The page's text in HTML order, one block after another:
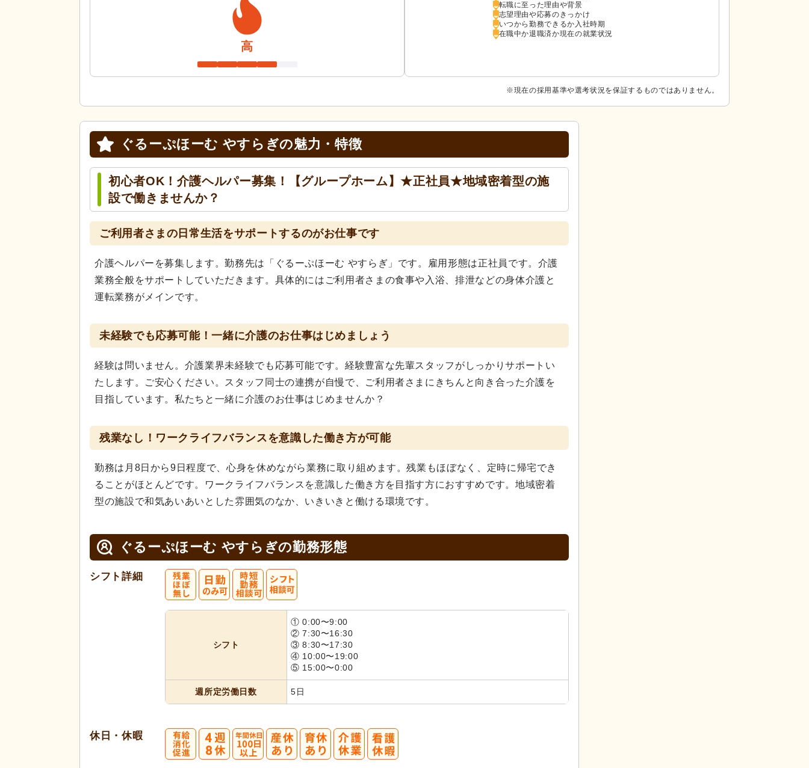
高
転職に至った理由や背景
志望理由や応募のきっかけ
いつから勤務できるか入社時期
在職中か退職済か現在の就業状況
※現在の採用基準や選考状況を保証するものではありません。
ぐるーぷほーむ やすらぎの魅力・特徴
初心者OK！介護ヘルパー募集！【グループホーム】★正社員★地域密着型の施
設で働きませんか？
ご利用者さまの日常生活をサポートするのがお仕事です
介護ヘルパーを募集します。勤務先は「ぐるーぷほーむ やすらぎ」です。雇用形態は正社員です。介護
業務全般をサポートしていただきます。具体的にはご利用者さまの食事や入浴、排泄などの身体介護と
運転業務がメインです。
未経験でも応募可能！一緒に介護のお仕事はじめましょう
経験は問いません。介護業界未経験でも応募可能です。経験豊富な先輩スタッフがしっかりサポートい
たします。ご安心ください。スタッフ同士の連携が自慢で、ご利用者さまにきちんと向き合った介護を
目指しています。私たちと一緒に介護のお仕事はじめませんか？
残業なし！ワークライフバランスを意識した働き方が可能
勤務は月8日から9日程度で、心身を休めながら業務に取り組めます。残業もほぼなく、定時に帰宅でき
ることがほとんどです。ワークライフバランスを意識した働き方を目指す方におすすめです。地域密着
型の施設で和気あいあいとした雰囲気のなか、いきいきと働ける環境です。
ぐるーぷほーむ やすらぎの勤務形態
シフト詳細
シフト
① 0:00〜9:00
② 7:30〜16:30
③ 8:30〜17:30
④ 10:00〜19:00
⑤ 15:00〜0:00
週所定労働日数 5日
休日・休暇